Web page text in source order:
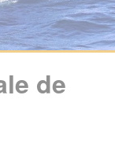
de